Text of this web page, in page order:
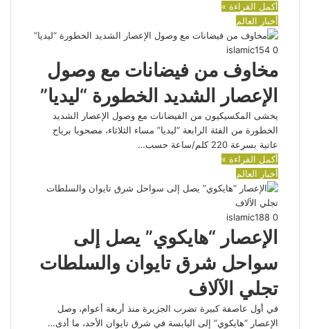
أكمل القراءة »
أخبار العالم
islamic 0
مخاوف من فيضانات مع وصول
الإعصار الشديد الخطورة “ليديا”
يخشى المكسيكيون من الفيضانات مع وصول الإعصار الشديد
الخطورة من الفئة الرابعة “ليديا” مساء الثلاثاء، مصحوبا برياح
عاتية بسرعة 220 كلم/ساعة حسب…
أكمل القراءة »
أخبار العالم
islamic 0
الإعصار “هايكوي” يصل إلى
سواحل شرق تايوان والسلطات
تجلي الآلاف
في أول عاصفة كبيرة تضرب الجزيرة منذ أربعة أعوام، وصل
الإعصار “هايكوي” إلى اليابسة في شرق تايوان الأحد، ما أدى…